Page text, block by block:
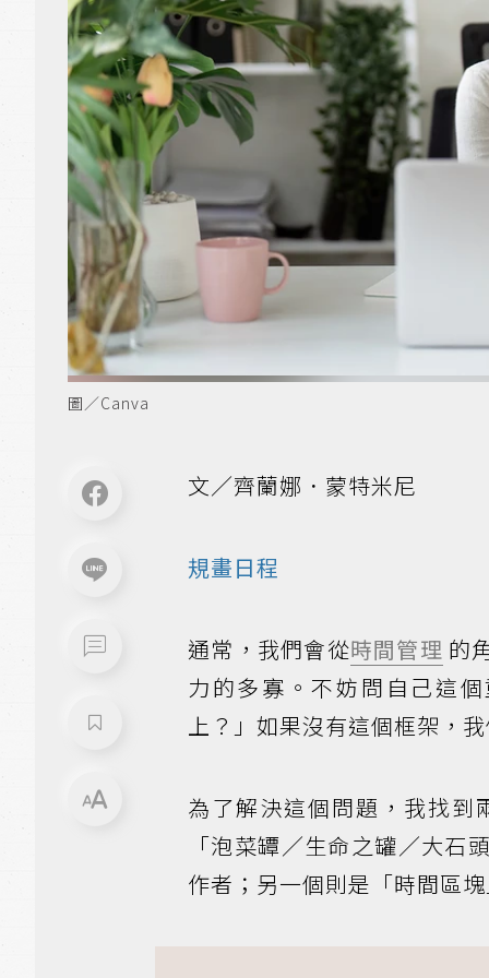
圖／Canva
文／齊蘭娜．蒙特米尼
規畫日程
通常，我們會從時間管理 的
力的多寡。不妨問自己這
上？」如果沒有這個框架，
為了解決這個問題，我找
「泡菜罈／生命之罐／大
作者；另一個則是「時間區